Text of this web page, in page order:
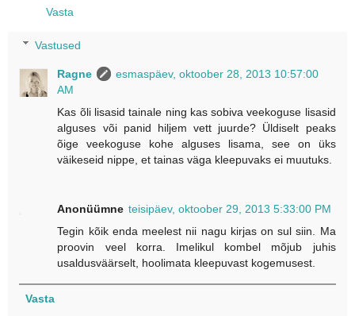
Vasta
Vastused
Ragne
esmaspäev, oktoober 28, 2013 10:57:00
AM
Kas õli lisasid tainale ning kas sobiva veekoguse lisasid
alguses või panid hiljem vett juurde? Üldiselt peaks
õige veekoguse kohe alguses lisama, see on üks
väikeseid nippe, et tainas väga kleepuvaks ei muutuks.
Anonüümne teisipäev, oktoober 29, 2013 5:33:00 PM
Tegin kõik enda meelest nii nagu kirjas on sul siin. Ma
proovin veel korra. Imelikul kombel mõjub juhis
usaldusväärselt, hoolimata kleepuvast kogemusest.
Vasta